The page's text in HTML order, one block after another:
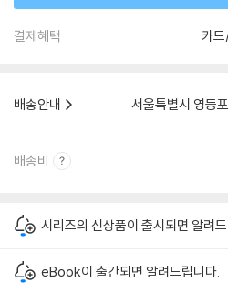
결제혜택 카
배송안내
서울특별시 영등
배송비
시리즈의 신상품이 출시되면 알려
eBook이 출간되면 알려드립니다.